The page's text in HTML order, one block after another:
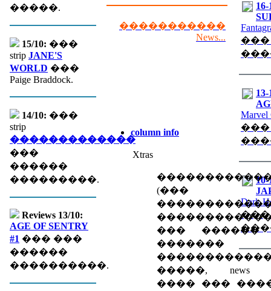
�����.
15/10: ���
strip JANE'S
WORLD ���
Paige Braddock.
14/10: ���
strip
�������������
���
������
���������.
Reviews 13/10:
AGE OF SENTRY
#1 ��� ���
������
����������.
�����������
News...
column info
Xtras
(���
��� ������
�������
�����, news
���� ���
16-
13-
Marvel
10-
Dark